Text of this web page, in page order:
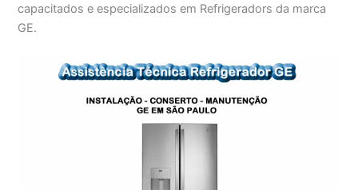
capacitados e especializados em Refrigeradors da marca
GE.